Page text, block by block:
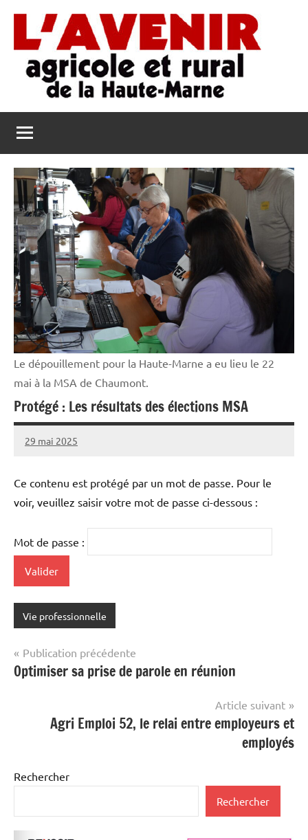
contenu
L'Avenir
Agricole
et
Rural
de
la
Haute-
Marne
et
Rural
de
la
Haute-
Marne
Le dépouillement pour la Haute-Marne a eu lieu le 22
mai à la MSA de Chaumont.
Protégé : Les résultats des élections MSA
29 mai 2025
Thibaut
Ce contenu est protégé par un mot de passe. Pour le
voir, veuillez saisir votre mot de passe ci-dessous :
Mot de passe :
Vie professionnelle
Navigation
de
Publication précédente
Optimiser sa prise de parole en réunion
Article suivant
Agri Emploi 52, le relai entre employeurs et
employés
Rechercher
Rechercher